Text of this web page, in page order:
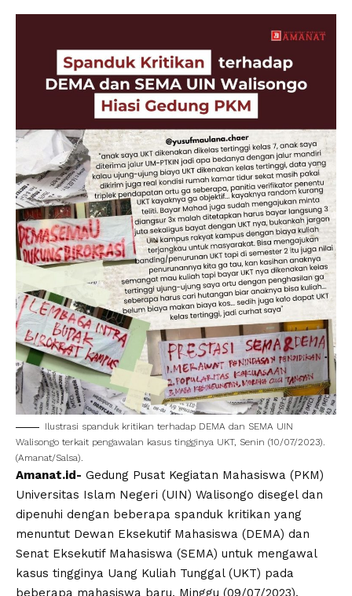
Ilustrasi spanduk kritikan terhadap DEMA dan SEMA UIN
Walisongo terkait pengawalan kasus tingginya UKT, Senin (10/07/2023).
(Amanat/Salsa).
Amanat.id- Gedung Pusat Kegiatan Mahasiswa (PKM)
Universitas Islam Negeri (UIN) Walisongo disegel dan
dipenuhi dengan beberapa spanduk kritikan yang
menuntut Dewan Eksekutif Mahasiswa (DEMA) dan
Senat Eksekutif Mahasiswa (SEMA) untuk mengawal
kasus tingginya Uang Kuliah Tunggal (UKT) pada
beberapa mahasiswa baru, Minggu (09/07/2023).